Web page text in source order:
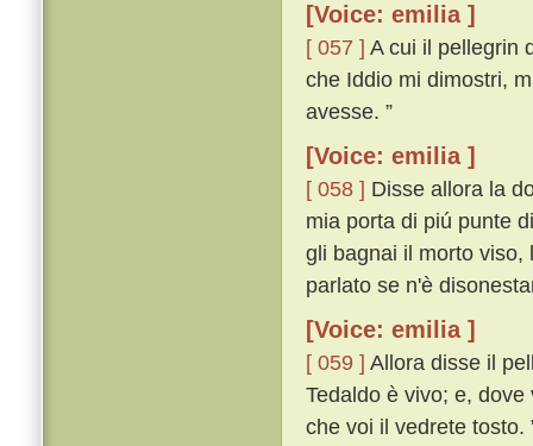
[Voice: emilia ]
[ 057 ] A cui il pellegrin
che Iddio mi dimostri,
avesse. ”
[Voice: emilia ]
[ 058 ] Disse allora la
mia porta di piú punte
gli bagnai il morto viso,
parlato se n'è
[Voice: emilia ]
[ 059 ] Allora disse il
Tedaldo è vivo; e,
che voi il vedrete tosto.